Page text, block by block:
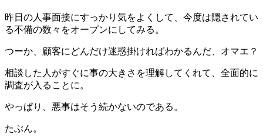
昨日の人事面接にすっかり気をよくして、今度は隠されてい
る不備の数々をオープンにしてみる。
つーか、顧客にどんだけ迷惑掛ければわかるんだ、オマエ？
相談した人がすぐに事の大きさを理解してくれて、全面的に
調査が入ることに。
やっぱり、悪事はそう続かないのである。
たぶん。